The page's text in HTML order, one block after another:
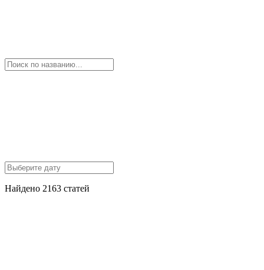
Найдено 2163 статей